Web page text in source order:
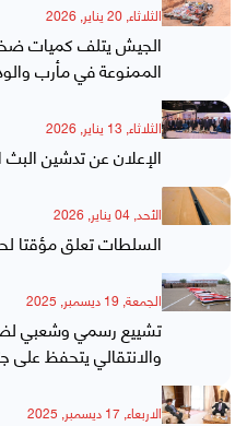
الثلاثاء, 20 يناير, 2026
الجيش يتلف كميات
الممنوعة في مأرب
الثلاثاء, 13 يناير, 2026
الإعلان عن تدشين
الأحد, 04 يناير, 2026
السلطات تعلق مؤقتا
الجمعة, 19 ديسمبر, 2025
تشييع رسمي وشعبي
والانتقالي يتحفظ على
الاربعاء, 17 ديسمبر, 2025